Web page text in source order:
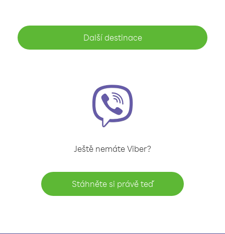
Další destinace
Ještě nemáte Viber?
Stáhněte si právě teď